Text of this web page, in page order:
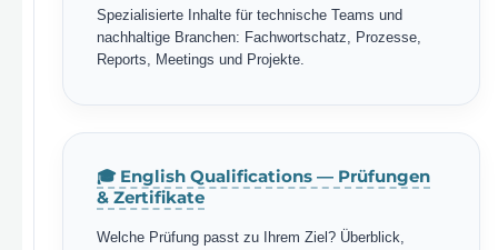
Spezialisierte Inhalte für technische Teams und
nachhaltige Branchen: Fachwortschatz, Prozesse,
Reports, Meetings und Projekte.
🎓 English Qualifications — Prüfungen
& Zertifikate
Welche Prüfung passt zu Ihrem Ziel? Überblick,